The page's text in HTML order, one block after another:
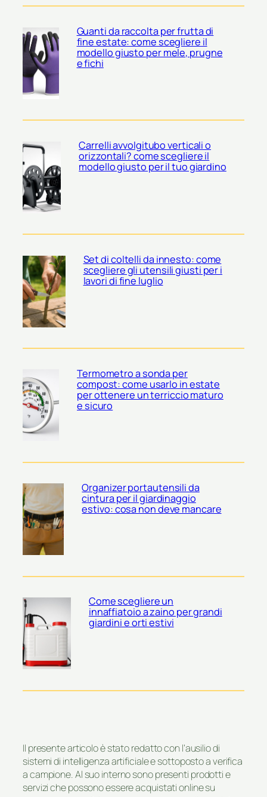
Guanti da raccolta per frutta di
fine estate: come scegliere il
modello giusto per mele, prugne
e fichi
Carrelli avvolgitubo verticali o
orizzontali? come scegliere il
modello giusto per il tuo giardino
Set di coltelli da innesto: come
scegliere gli utensili giusti per i
lavori di fine luglio
Termometro a sonda per
compost: come usarlo in estate
per ottenere un terriccio maturo
e sicuro
Organizer portautensili da
cintura per il giardinaggio
estivo: cosa non deve mancare
Come scegliere un
innaffiatoio a zaino per grandi
giardini e orti estivi
Il presente articolo è stato redatto con l’ausilio di
sistemi di intelligenza artificiale e sottoposto a verifica
a campione. Al suo interno sono presenti prodotti e
servizi che possono essere acquistati online su